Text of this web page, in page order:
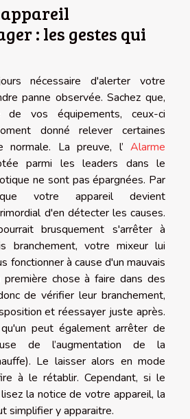
: les gestes qui
nécessaire d'alerter votre
panne observée. Sachez que,
vos équipements, ceux-ci
donné relever certaines
normale. La preuve, l’ Alarme
parmi les leaders dans le
ne sont pas épargnées. Par
votre appareil devient
d'en détecter les causes.
brusquement s'arrêter à
branchement, votre mixeur lui
fonctionner à cause d'un mauvais
première chose à faire dans des
de vérifier leur branchement,
et réessayer juste après.
peut également arrêter de
de l’augmentation de la
Le laisser alors en mode
à le rétablir. Cependant, si le
la notice de votre appareil, la
simplifier y apparaitre.